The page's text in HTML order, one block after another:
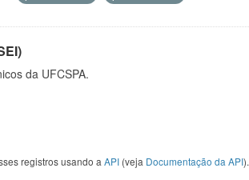
da UFCSPA.
registros usando a API (veja Documentação da API).